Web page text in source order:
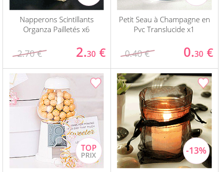
Napperons Scintillants
Organza Pailletés x6
2.70 € 2.30 €
Petit Seau à Champagne en
Pvc Translucide x1
0.40 € 0.30 €